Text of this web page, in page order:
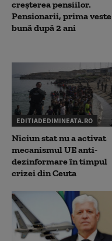
creșterea pensiilor.
Pensionarii, prima veste
bună după 2 ani
EDITIADEDIMINEATA.RO
Niciun stat nu a activat
mecanismul UE anti-
dezinformare în timpul
crizei din Ceuta